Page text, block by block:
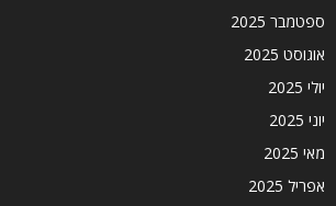
ספטמבר 2025
אוגוסט 2025
יולי 2025
יוני 2025
מאי 2025
אפריל 2025